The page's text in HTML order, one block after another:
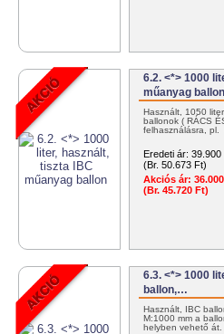
6.2. <*> 1000
műanyag ballon
Használt, 1050
ballonok ( RÁCS
felhasználásra,
Eredeti ár: 39.900
(Br. 50.673 Ft)
Akciós ár:
(Br. 45.720 Ft)
6.3. <*> 1000
ballon,…
Használt, IBC
M:1000 mm a
helyben vehető